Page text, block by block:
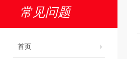
常见问题
首页